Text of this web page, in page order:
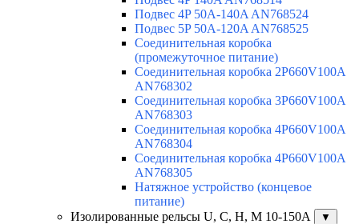
Подвес 4P 50A-140A AN768524
Подвес 5P 50A-120A AN768525
Соединительная коробка
(промежуточное питание)
Соединительная коробка 2P660V100A
AN768302
Соединительная коробка 3P660V100A
AN768303
Соединительная коробка 4P660V100A
AN768304
Соединительная коробка 4P660V100A
AN768305
Натяжное устройство (концевое
питание)
Изолированные рельсы U, C, H, M 10-150А
▼